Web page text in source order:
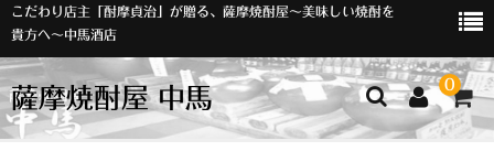
こだわり店主「酎摩貞治」が贈る、薩摩焼酎屋～美味しい焼酎を
貴方へ～中馬酒店
薩摩焼酎屋 中馬 0